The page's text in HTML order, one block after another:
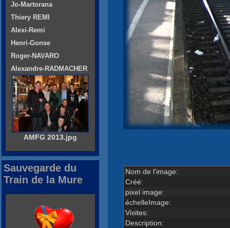
Nom de l'image:
Créé:
pixel image:
échelleImage:
Visites:
Description:
Jo-Martorana
Thiery REMI
Alexi-Remi
Henri-Gonse
Roger-NAVARO
Alexandre-RADMACHER
AMFG 2013.jpg
Sauvegarde du
Train de la Mure